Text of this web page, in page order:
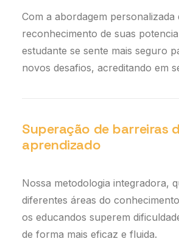
Com a abordagem personalizada
reconhecimento de suas
estudante se sente mais seguro
novos desafios, acreditando em
Superação de barreiras
aprendizado
Nossa metodologia integradora,
diferentes áreas do
os educandos superem
de forma mais eficaz e fluida.